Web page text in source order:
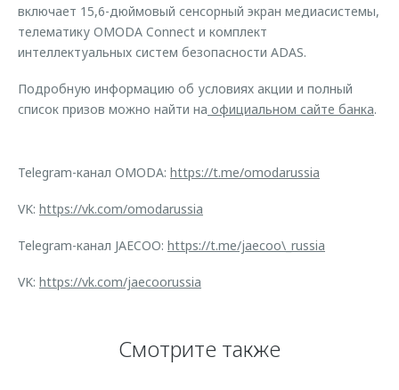
включает 15,6-дюймовый сенсорный экран медиасистемы,
телематику OMODA Connect и комплект
интеллектуальных систем безопасности ADAS.
Подробную информацию об условиях акции и полный
список призов можно найти на официальном сайте банка.
Telegram-канал OMODA: https://t.me/omodarussia
VK: https://vk.com/omodarussia
Telegram-канал JAECOO: https://t.me/jaecoo\_russia
VK: https://vk.com/jaecoorussia
Смотрите также